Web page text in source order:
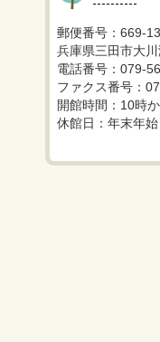
郵便番号：669-
兵庫県三田市大
電話番号：079-
ファクス番号：
開館時間：10時
休館日：年末年